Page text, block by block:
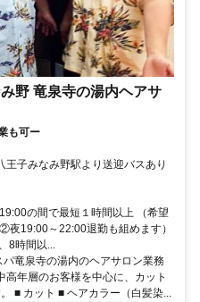
野 竜泉寺の湯内ヘアサ
も可ー
子みなみ野駅より送迎バスあり
の間で最短１時間以上 （希望
19:00～22:00退勤も組めます）
8時間以...
竜泉寺の湯内のヘアサロン業務
高年層のお客様を中心に、カット
■ カット ■ ヘアカラー（白髪染...